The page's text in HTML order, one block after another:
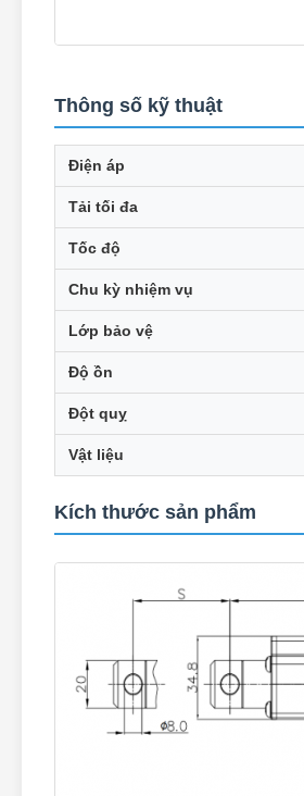
Thông số kỹ thuật
Điện áp
Tải tối đa
Tốc độ
Chu kỳ nhiệm vụ
Lớp bảo vệ
Độ ồn
Đột quỵ
Vật liệu
Kích thước sản phẩm